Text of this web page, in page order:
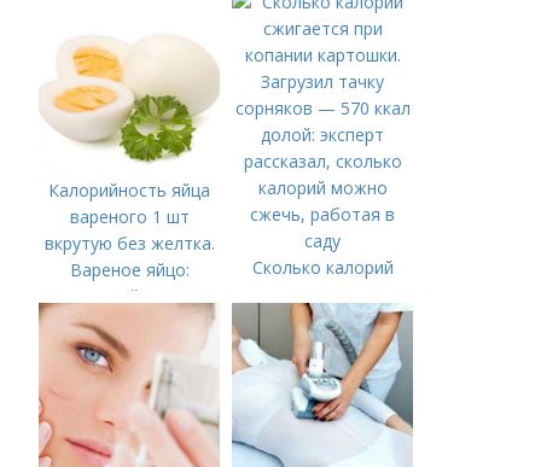
Калорийность яйца
вареного 1 шт
вкрутую без желтка.
Вареное яйцо:
калорийность
Сколько калорий
копании картошки.
Загрузил тачку
сорняков — 570 ккал
долой: эксперт
рассказал, сколько
калорий можно